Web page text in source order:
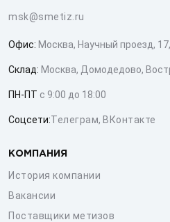
msk@smetiz.ru
Офис: Москва, Научный проезд,
Склад: Москва, Домодедово,
ПН-ПТ с 9:00 до 18:00
Соцсети:Телеграм, ВКонтакте
КОМПАНИЯ
История компании
Вакансии
Поставщики метизов